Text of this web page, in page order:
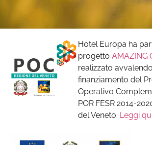
Hotel Europa ha
progettoAMAZING
realizzato
finanziamento del
Operativo
POR FESR 2014-
del Veneto. Leggi